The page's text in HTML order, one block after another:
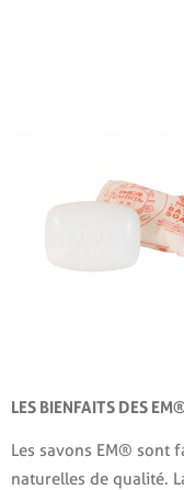
LES BIENFAITS DES
Les savons EM® sont
naturelles de qualité.